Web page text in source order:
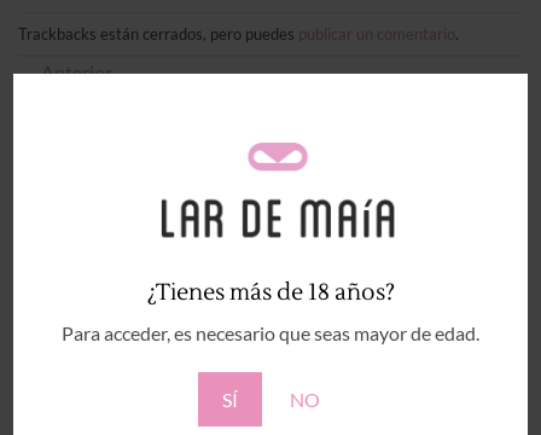
¿Tienes más de 18 años?
Para acceder, es necesario que seas mayor de edad.
SÍ NO
Trackbacks están cerrados, pero puedes publicar un comentario.
←Anterior
Deja una respuesta
Tu dirección de correo electrónico no será publicada.